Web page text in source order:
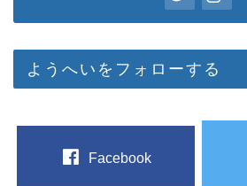
ようへいをフォローする
Facebook